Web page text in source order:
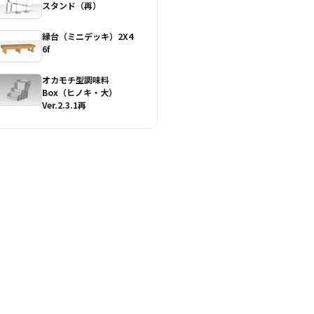
スタンド（再）
縁台（ミニデッキ）2X4
6f
オカモチ型調味料
Box（ヒノキ・大）
Ver.2.3.1再